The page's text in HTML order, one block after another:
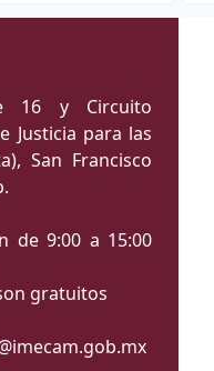
16 y Circuito
Justicia para las
San Francisco
de 9:00 a 15:00
gratuitos